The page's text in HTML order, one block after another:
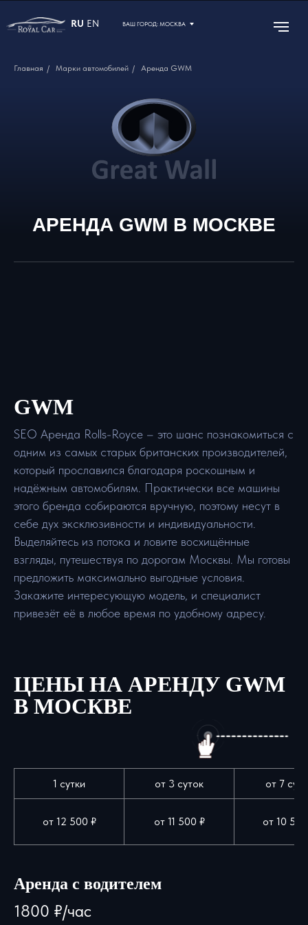
RU EN ВАШ ГОРОД: МОСКВА
Главная / Марки автомобилей / Аренда GWM
АРЕНДА GWM В МОСКВЕ
GWM
SEO Аренда Rolls-Royce – это шанс познакомиться с
одним из самых старых британских производителей,
который прославился благодаря роскошным и
надёжным автомобилям. Практически все машины
этого бренда собираются вручную, поэтому несут в
себе дух эксклюзивности и индивидуальности.
Выделяйтесь из потока и ловите восхищённые
взгляды, путешествуя по дорогам Москвы. Мы готовы
предложить максимально выгодные условия.
Закажите интересующую модель, и специалист
привезёт её в любое время по удобному адресу.
ЦЕНЫ НА АРЕНДУ GWM
В МОСКВЕ
1 сутки от 3 суток от 7
от 12 500 ₽ от 11 500 ₽ от 10
Аренда с водителем
1800 ₽/час
ROYAL CAR -
АВТОМОБИЛИ
В АРЕНДУ ПО